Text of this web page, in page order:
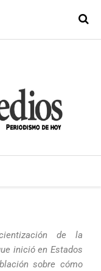
de la
inició en Estados
sobre cómo